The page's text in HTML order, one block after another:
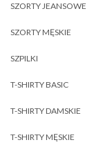
SZORTY JEANSOWE
SZORTY MĘSKIE
SZPILKI
T-SHIRTY BASIC
T-SHIRTY DAMSKIE
T-SHIRTY MĘSKIE